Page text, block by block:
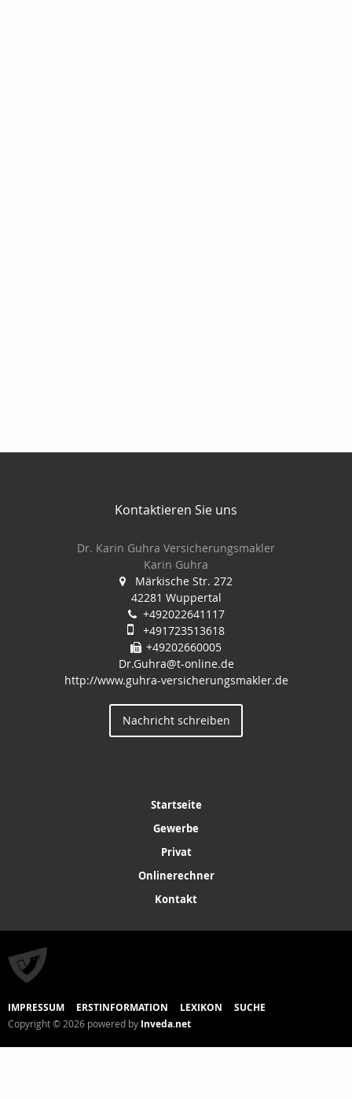
Kontaktieren Sie uns
Dr. Karin Guhra Versicherungsmakler
Karin Guhra
Märkische Str. 272
42281 Wuppertal
+492022641117
+491723513618
+49202660005
Dr.Guhra@t-online.de
http://www.guhra-versicherungsmakler.de
Nachricht schreiben
Startseite
Gewerbe
Privat
Onlinerechner
Kontakt
IMPRESSUM ERSTINFORMATION LEXIKON SUCHE
Copyright © 2026 powered by Inveda.net